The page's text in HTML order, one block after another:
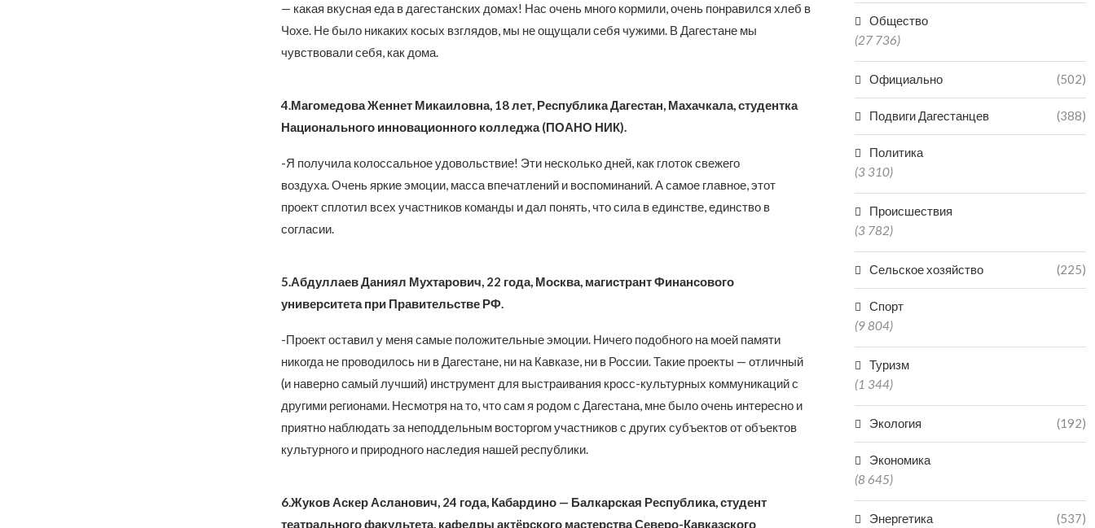
— какая вкусная еда в дагестанских домах! Нас очень много кормили, очень понравился хлеб в
Чохе. Не было никаких косых взглядов, мы не ощущали себя чужими. В Дагестане мы
чувствовали себя, как дома.
4.Магомедова Женнет Микаиловна, 18 лет, Республика Дагестан, Махачкала, студентка
Национального инновационного колледжа (ПОАНО НИК).
-Я получила колоссальное удовольствие! Эти несколько дней, как глоток свежего
воздуха. Очень яркие эмоции, масса впечатлений и воспоминаний. А самое главное, этот
проект сплотил всех участников команды и дал понять, что сила в единстве, единство в
согласии.
5.Абдуллаев Даниял Мухтарович, 22 года, Москва, магистрант Финансового
университета при Правительстве РФ.
-Проект оставил у меня самые положительные эмоции. Ничего подобного на моей памяти
никогда не проводилось ни в Дагестане, ни на Кавказе, ни в России. Такие проекты — отличный
(и наверно самый лучший) инструмент для выстраивания кросс-культурных коммуникаций с
другими регионами. Несмотря на то, что сам я родом с Дагестана, мне было очень интересно и
приятно наблюдать за неподдельным восторгом участников с других субъектов от объектов
культурного и природного наследия нашей республики.
6.Жуков Аскер Асланович, 24 года, Кабардино — Балкарская Республика, студент
театрального факультета, кафедры актёрского мастерства Северо-Кавказского
Общество
(27 736)
Официально (502)
Подвиги Дагестанцев (388)
Политика
(3 310)
Происшествия
(3 782)
Сельское хозяйство (225)
Спорт
(9 804)
Туризм
(1 344)
Экология (192)
Экономика
(8 645)
Энергетика (537)